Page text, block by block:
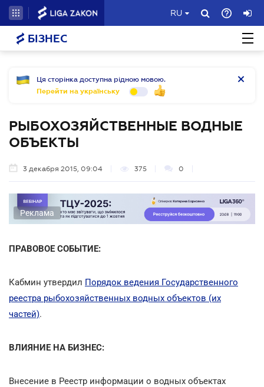
RU
БІЗНЕС
Ця сторінка доступна рідною мовою.
Перейти на українську
РЫБОХОЗЯЙСТВЕННЫЕ ВОДНЫЕ
ОБЪЕКТЫ
3 декабря 2015, 09:04 375 0
Реклама
ПРАВОВОЕ СОБЫТИЕ:
Кабмин утвердил Порядок ведения Государственного
реестра рыбохозяйственных водных объектов (их
частей).
ВЛИЯНИЕ НА БИЗНЕС:
Внесение в Реестр информации о водных объектах